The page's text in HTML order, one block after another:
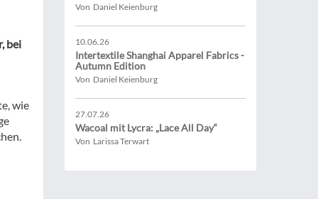
bei
wie
Von Daniel Keienburg
10.06.26
Intertextile Shanghai Apparel Fabrics -
Autumn Edition
Von Daniel Keienburg
27.07.26
Wacoal mit Lycra: „Lace All Day“
Von Larissa Terwart